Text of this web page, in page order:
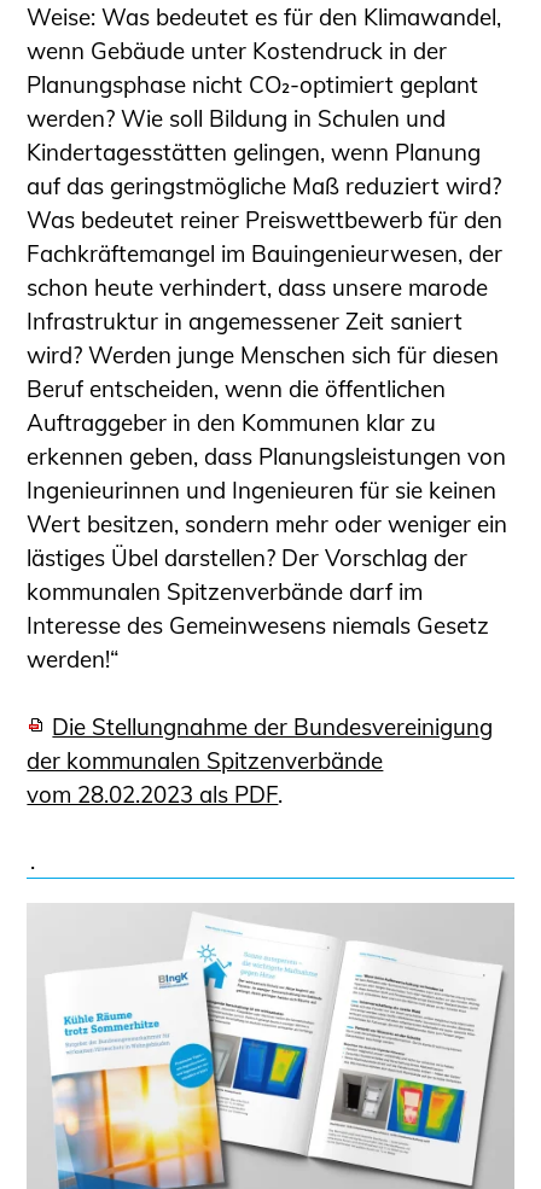
Weise: Was bedeutet es für den Klimawandel,
wenn Gebäude unter Kostendruck in der
Planungsphase nicht CO₂-optimiert geplant
werden? Wie soll Bildung in Schulen und
Kindertagesstätten gelingen, wenn Planung
auf das geringstmögliche Maß reduziert wird?
Was bedeutet reiner Preiswettbewerb für den
Fachkräftemangel im Bauingenieurwesen, der
schon heute verhindert, dass unsere marode
Infrastruktur in angemessener Zeit saniert
wird? Werden junge Menschen sich für diesen
Beruf entscheiden, wenn die öffentlichen
Auftraggeber in den Kommunen klar zu
erkennen geben, dass Planungsleistungen von
Ingenieurinnen und Ingenieuren für sie keinen
Wert besitzen, sondern mehr oder weniger ein
lästiges Übel darstellen? Der Vorschlag der
kommunalen Spitzenverbände darf im
Interesse des Gemeinwesens niemals Gesetz
werden!“
Die Stellungnahme der Bundesvereinigung
der kommunalen Spitzenverbände
vom 28.02.2023 als PDF.